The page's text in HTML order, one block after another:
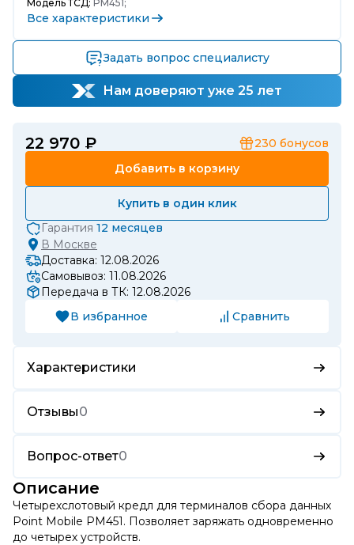
Модель ТСД: PM451;
Все характеристики
Задать вопрос специалисту
Нам доверяют уже 25 лет
22 970 ₽ 230 бонусов
Добавить в корзину
Купить в один клик
Гарантия 12 месяцев
В Москве
Доставка: 12.08.2026
Самовывоз: 11.08.2026
Передача в ТК: 12.08.2026
В избранное
Сравнить
Характеристики
Отзывы0
Вопрос-ответ0
Описание
Четырехслотовый кредл для терминалов сбора данных
Point Mobile PM451. Позволяет заряжать одновременно
до четырех устройств.